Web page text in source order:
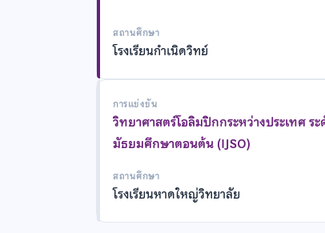
สถานศึกษา
โรงเรียนกำเนิดวิทย์
การแข่งขัน
วิทยาศาสตร์โอลิมปิกกระหว่างประเทศ ร
มัธยมศึกษาตอนต้น (IJSO)
สถานศึกษา
โรงเรียนหาดใหญ่วิทยาลัย